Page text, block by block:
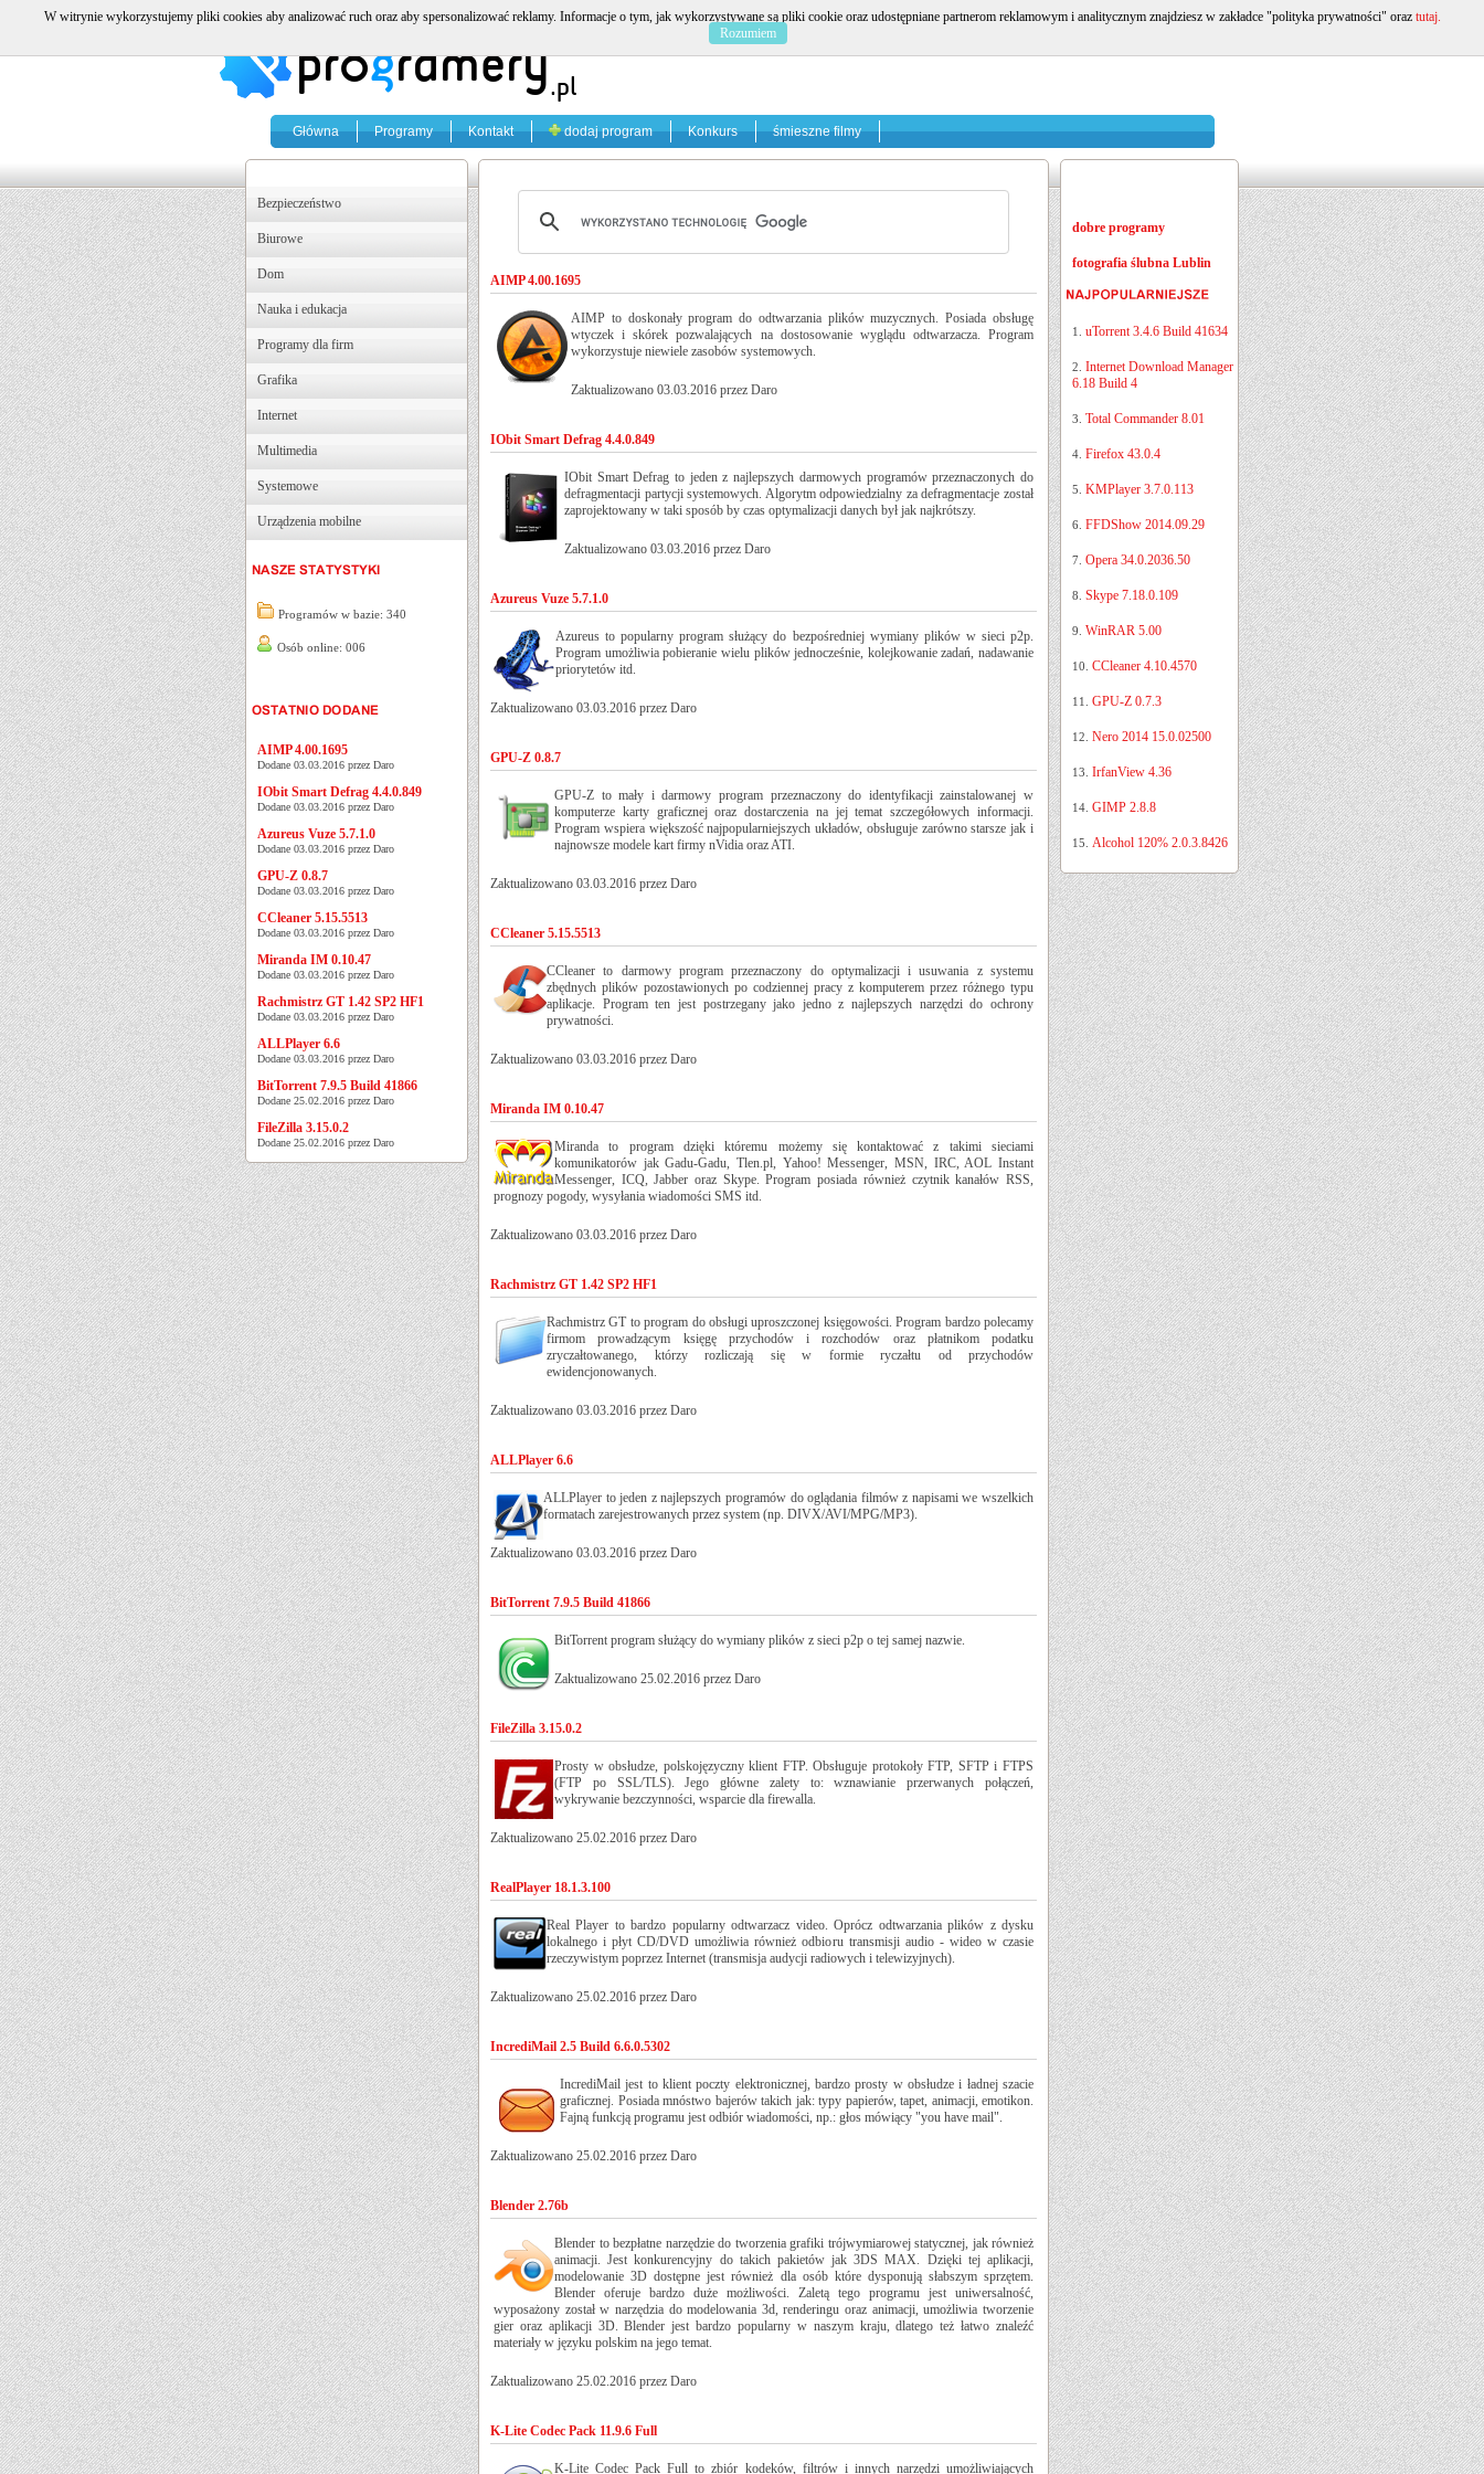
Główna Programy Kontakt dodaj program Konkurs śmieszne filmy
Bezpieczeństwo
Biurowe
Dom
Nauka i edukacja
Programy dla firm
Grafika
Internet
Multimedia
Systemowe
Urządzenia mobilne
Programów w bazie: 340
Osób online: 006
AIMP 4.00.1695
Dodane 03.03.2016 przez Daro
IObit Smart Defrag 4.4.0.849
Dodane 03.03.2016 przez Daro
Azureus Vuze 5.7.1.0
Dodane 03.03.2016 przez Daro
GPU-Z 0.8.7
Dodane 03.03.2016 przez Daro
CCleaner 5.15.5513
Dodane 03.03.2016 przez Daro
Miranda IM 0.10.47
Dodane 03.03.2016 przez Daro
Rachmistrz GT 1.42 SP2 HF1
Dodane 03.03.2016 przez Daro
ALLPlayer 6.6
Dodane 03.03.2016 przez Daro
BitTorrent 7.9.5 Build 41866
Dodane 25.02.2016 przez Daro
FileZilla 3.15.0.2
Dodane 25.02.2016 przez Daro
AIMP 4.00.1695
AIMP to doskonały program do odtwarzania plików muzycznych. Posiada obsługę
wtyczek i skórek pozwalających na dostosowanie wyglądu odtwarzacza. Program
wykorzystuje niewiele zasobów systemowych.
Zaktualizowano 03.03.2016 przez Daro
IObit Smart Defrag 4.4.0.849
IObit Smart Defrag to jeden z najlepszych darmowych programów przeznaczonych do
defragmentacji partycji systemowych. Algorytm odpowiedzialny za defragmentacje został
zaprojektowany w taki sposób by czas optymalizacji danych był jak najkrótszy.
Zaktualizowano 03.03.2016 przez Daro
Azureus Vuze 5.7.1.0
Azureus to popularny program służący do bezpośredniej wymiany plików w sieci p2p.
Program umożliwia pobieranie wielu plików jednocześnie, kolejkowanie zadań, nadawanie
priorytetów itd.
Zaktualizowano 03.03.2016 przez Daro
GPU-Z 0.8.7
GPU-Z to mały i darmowy program przeznaczony do identyfikacji zainstalowanej w
komputerze karty graficznej oraz dostarczenia na jej temat szczegółowych informacji.
Program wspiera większość najpopularniejszych układów, obsługuje zarówno starsze jak i
najnowsze modele kart firmy nVidia oraz ATI.
Zaktualizowano 03.03.2016 przez Daro
CCleaner 5.15.5513
CCleaner to darmowy program przeznaczony do optymalizacji i usuwania z systemu
zbędnych plików pozostawionych po codziennej pracy z komputerem przez różnego typu
aplikacje. Program ten jest postrzegany jako jedno z najlepszych narzędzi do ochrony
prywatności.
Zaktualizowano 03.03.2016 przez Daro
Miranda IM 0.10.47
Miranda to program dzięki któremu możemy się kontaktować z takimi sieciami
komunikatorów jak Gadu-Gadu, Tlen.pl, Yahoo! Messenger, MSN, IRC, AOL Instant
Messenger, ICQ, Jabber oraz Skype. Program posiada również czytnik kanałów RSS,
prognozy pogody, wysyłania wiadomości SMS itd.
Zaktualizowano 03.03.2016 przez Daro
Rachmistrz GT 1.42 SP2 HF1
Rachmistrz GT to program do obsługi uproszczonej księgowości. Program bardzo polecamy
firmom prowadzącym księgę przychodów i rozchodów oraz płatnikom podatku
zryczałtowanego, którzy rozliczają się w formie ryczałtu od przychodów
ewidencjonowanych.
Zaktualizowano 03.03.2016 przez Daro
ALLPlayer 6.6
ALLPlayer to jeden z najlepszych programów do oglądania filmów z napisami we wszelkich
formatach zarejestrowanych przez system (np. DIVX/AVI/MPG/MP3).
Zaktualizowano 03.03.2016 przez Daro
BitTorrent 7.9.5 Build 41866
BitTorrent program służący do wymiany plików z sieci p2p o tej samej nazwie.
Zaktualizowano 25.02.2016 przez Daro
FileZilla 3.15.0.2
Prosty w obsłudze, polskojęzyczny klient FTP. Obsługuje protokoły FTP, SFTP i FTPS
(FTP po SSL/TLS). Jego główne zalety to: wznawianie przerwanych połączeń,
wykrywanie bezczynności, wsparcie dla firewalla.
Zaktualizowano 25.02.2016 przez Daro
RealPlayer 18.1.3.100
Real Player to bardzo popularny odtwarzacz video. Oprócz odtwarzania plików z dysku
lokalnego i płyt CD/DVD umożliwia również odbioru transmisji audio - wideo w czasie
rzeczywistym poprzez Internet (transmisja audycji radiowych i telewizyjnych).
Zaktualizowano 25.02.2016 przez Daro
IncrediMail 2.5 Build 6.6.0.5302
IncrediMail jest to klient poczty elektronicznej, bardzo prosty w obsłudze i ładnej szacie
graficznej. Posiada mnóstwo bajerów takich jak: typy papierów, tapet, animacji, emotikon.
Fajną funkcją programu jest odbiór wiadomości, np.: głos mówiący "you have mail".
Zaktualizowano 25.02.2016 przez Daro
Blender 2.76b
Blender to bezpłatne narzędzie do tworzenia grafiki trójwymiarowej statycznej, jak również
animacji. Jest konkurencyjny do takich pakietów jak 3DS MAX. Dzięki tej aplikacji,
modelowanie 3D dostępne jest również dla osób które dysponują słabszym sprzętem.
Blender oferuje bardzo duże możliwości. Zaletą tego programu jest uniwersalność,
wyposażony został w narzędzia do modelowania 3d, renderingu oraz animacji, umożliwia tworzenie
gier oraz aplikacji 3D. Blender jest bardzo popularny w naszym kraju, dlatego też łatwo znaleźć
materiały w języku polskim na jego temat.
Zaktualizowano 25.02.2016 przez Daro
K-Lite Codec Pack 11.9.6 Full
K-Lite Codec Pack Full to zbiór kodeków, filtrów i innych narzędzi umożliwiających
dobre programy
fotografia ślubna Lublin
1. uTorrent 3.4.6 Build 41634
2. Internet Download Manager
6.18 Build 4
3. Total Commander 8.01
4. Firefox 43.0.4
5. KMPlayer 3.7.0.113
6. FFDShow 2014.09.29
7. Opera 34.0.2036.50
8. Skype 7.18.0.109
9. WinRAR 5.00
10. CCleaner 4.10.4570
11. GPU-Z 0.7.3
12. Nero 2014 15.0.02500
13. IrfanView 4.36
14. GIMP 2.8.8
15. Alcohol 120% 2.0.3.8426
W witrynie wykorzystujemy pliki cookies aby analizować ruch oraz aby spersonalizować reklamy. Informacje o tym, jak wykorzystywane są pliki cookie oraz udostępniane partnerom reklamowym i analitycznym znajdziesz w zakładce "polityka prywatności" oraz tutaj.
Rozumiem